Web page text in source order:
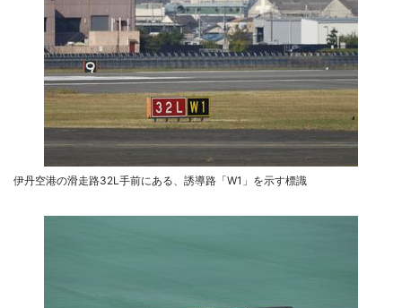
伊丹空港の滑走路32L手前にある、誘導路「W1」を示す標識